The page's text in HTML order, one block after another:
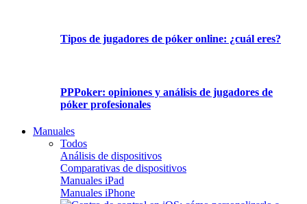
Tipos de jugadores de póker online: ¿cuál eres?
PPPoker: opiniones y análisis de jugadores de
póker profesionales
Manuales
Todos
Análisis de dispositivos
Comparativas de dispositivos
Manuales iPad
Manuales iPhone